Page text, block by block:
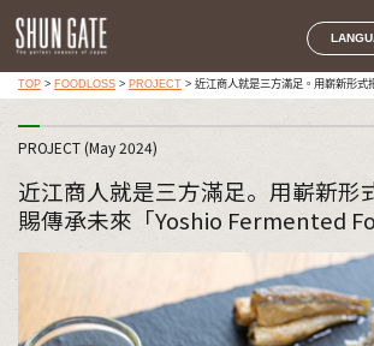
TOP> FOODLOSS> PROJECT> 近江商人就是三方滿足。用嶄新形
PROJECT (May 2024)
近江商人就是三方滿足。用嶄新形
賜傳承未來「Yoshio Fermented